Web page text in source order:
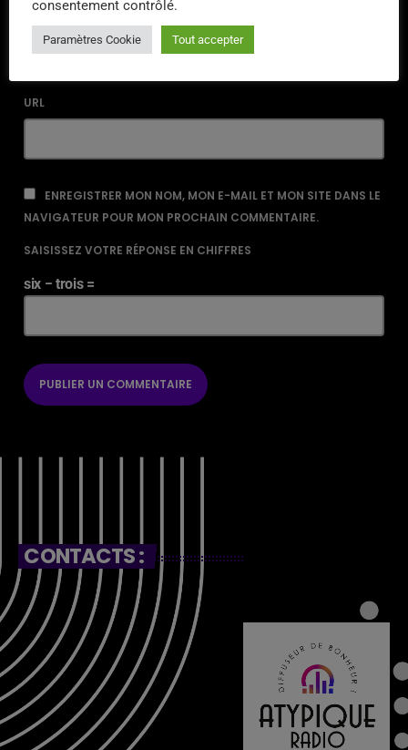
URL
ENREGISTRER MON NOM, MON E-MAIL ET MON SITE DANS LE
NAVIGATEUR POUR MON PROCHAIN COMMENTAIRE.
SAISISSEZ VOTRE RÉPONSE EN CHIFFRES
six − trois =
CONTACTS :
consentement contrôlé.
Paramètres Cookie Tout accepter